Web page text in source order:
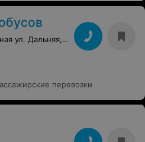
Витебская обл. д. Коллективная ул. Дальняя, 10
перевозки